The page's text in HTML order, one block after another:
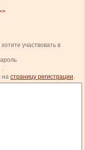
участвовать в
.
на страницу регистрации.